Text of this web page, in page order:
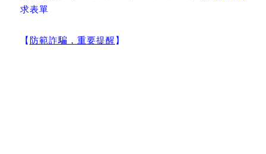
求表單
【 防範詐騙，重要提醒 】